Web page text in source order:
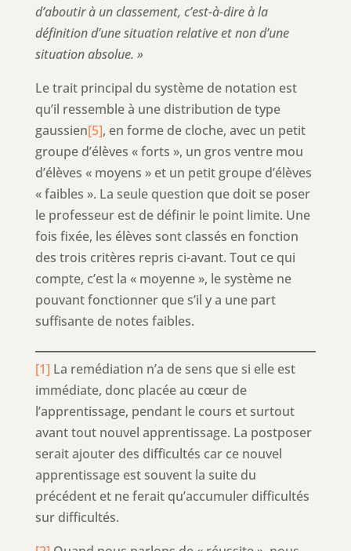
d’aboutir à un classement, c’est-à-dire à la
définition d’une situation relative et non d’une
situation absolue. »
Le trait principal du système de notation est
qu’il ressemble à une distribution de type
gaussien[5], en forme de cloche, avec un petit
groupe d’élèves « forts », un gros ventre mou
d’élèves « moyens » et un petit groupe d’élèves
« faibles ». La seule question que doit se poser
le professeur est de définir le point limite. Une
fois fixée, les élèves sont classés en fonction
des trois critères repris ci-avant. Tout ce qui
compte, c’est la « moyenne », le système ne
pouvant fonctionner que s’il y a une part
suffisante de notes faibles.
[1] La remédiation n’a de sens que si elle est
immédiate, donc placée au cœur de
l’apprentissage, pendant le cours et surtout
avant tout nouvel apprentissage. La postposer
serait ajouter des difficultés car ce nouvel
apprentissage est souvent la suite du
précédent et ne ferait qu’accumuler difficultés
sur difficultés.